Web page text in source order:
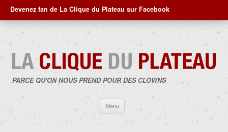
Devenez fan de La Clique du Plateau sur Facebook
PARCE QU'ON NOUS PREND POUR DES CLOWNS
Menu
contenu